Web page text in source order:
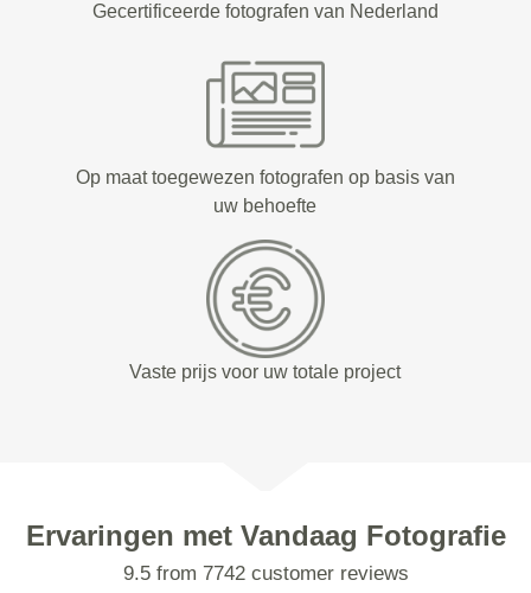
Gecertificeerde fotografen van Nederland
Op maat toegewezen fotografen op basis van
uw behoefte
Vaste prijs voor uw totale project
Ervaringen met Vandaag Fotografie
9.5 from 7742 customer reviews